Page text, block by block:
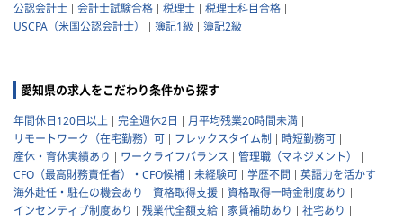
公認会計士 会計士試験合格 税理士
税理士科目合格
USCPA（米国公認会計士）
簿記1級 簿記2級
愛知県の求人をこだわり条件から探す
年間休日120日以上 完全週休2日
月平均残業20時間未満
リモートワーク（在宅勤務）可
フレックスタイム制
時短勤務可
産休・育休実績あり
ワークライフバランス
管理職（マネジメント）
CFO（最高財務責任者）・CFO候補
未経験可 学歴不問
英語力を活かす
海外赴任・駐在の機会あり
資格取得支援
資格取得一時金制度あり
インセンティブ制度あり
残業代全額支給 家賃補助あり
社宅あり